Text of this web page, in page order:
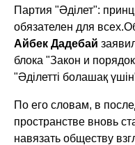
Партия "Әділет":
обязателен для всех.
Айбек Дадебай
блока "Закон и
"Әділетті болашақ
По его словам, в
пространстве вновь
навязать обществу